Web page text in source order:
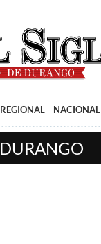
REGIONAL NACIONAL
DURANGO